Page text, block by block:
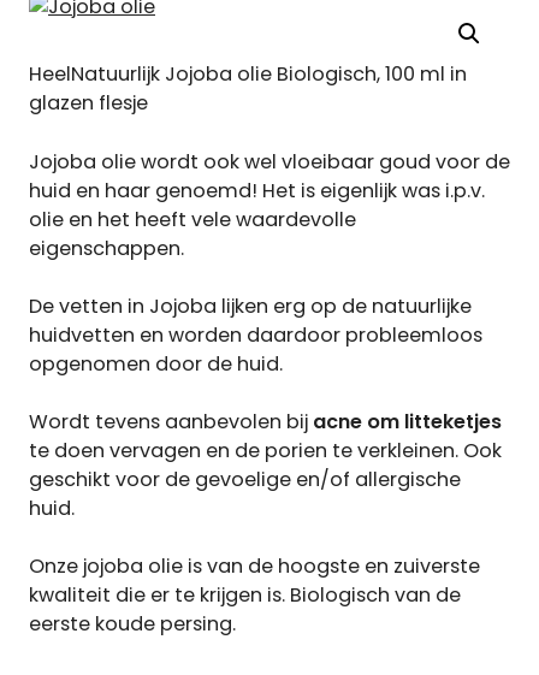
HeelNatuurlijk Jojoba olie Biologisch, 100 ml in
glazen flesje
Jojoba olie wordt ook wel vloeibaar goud voor de
huid en haar genoemd! Het is eigenlijk was i.p.v.
olie en het heeft vele waardevolle
eigenschappen.
De vetten in Jojoba lijken erg op de natuurlijke
huidvetten en worden daardoor probleemloos
opgenomen door de huid.
Wordt tevens aanbevolen bij acne om litteketjes
te doen vervagen en de porien te verkleinen. Ook
geschikt voor de gevoelige en/of allergische
huid.
Onze jojoba olie is van de hoogste en zuiverste
kwaliteit die er te krijgen is. Biologisch van de
eerste koude persing.